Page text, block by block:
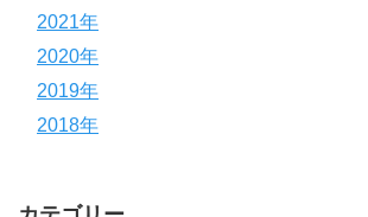
2021年
2020年
2019年
2018年